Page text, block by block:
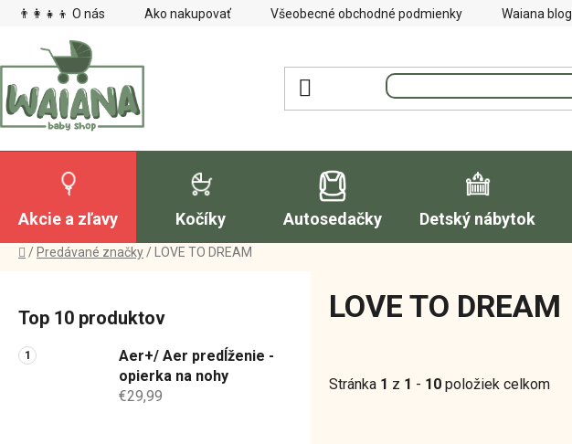
Prejsť👨‍👩‍👧‍👦 O nás Ako nakupovať Všeobecné obchodné podmienky Waiana blog
Akcie a zľavy Kočíky Autosedačky Detský nábytok
Domov
/ Predávané značky / LOVE TO DREAM
Top 10 produktov
Aer+/ Aer predĺženie -
opierka na nohy
€29,99
LOVE TO DREAM
Stránka 1 z 1 - 10 položiek celkom